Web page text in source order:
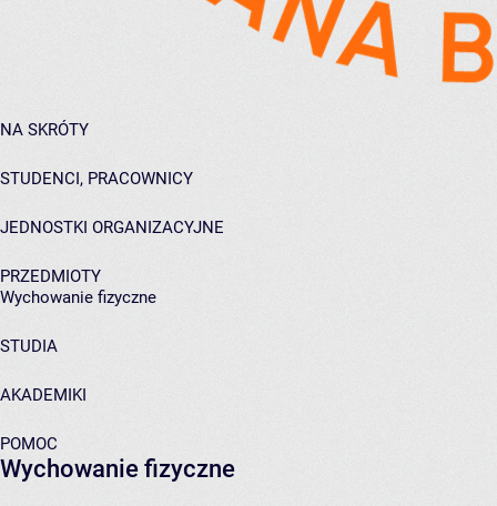
NA SKRÓTY
STUDENCI, PRACOWNICY
JEDNOSTKI ORGANIZACYJNE
PRZEDMIOTY
Wychowanie fizyczne
STUDIA
AKADEMIKI
POMOC
Wychowanie fizyczne